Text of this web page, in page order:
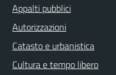
Appalti pubblici
Autorizzazioni
Catasto e urbanistica
Cultura e tempo libero